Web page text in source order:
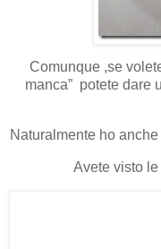
Comunque ,se
manca” potete dare
Naturalmente ho
Avete visto